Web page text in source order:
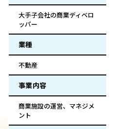
大手子会社の商業ディベロ
ッパー
業種
不動産
事業内容
商業施設の運営、マネジメ
ント